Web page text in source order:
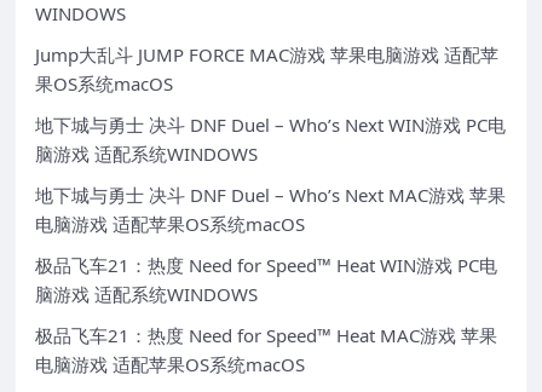
WINDOWS
Jump大乱斗 JUMP FORCE MAC游戏 苹果电脑游戏 适配苹
果OS系统macOS
地下城与勇士 决斗 DNF Duel – Who’s Next WIN游戏 PC电
脑游戏 适配系统WINDOWS
地下城与勇士 决斗 DNF Duel – Who’s Next MAC游戏 苹果
电脑游戏 适配苹果OS系统macOS
极品飞车21：热度 Need for Speed™ Heat WIN游戏 PC电
脑游戏 适配系统WINDOWS
极品飞车21：热度 Need for Speed™ Heat MAC游戏 苹果
电脑游戏 适配苹果OS系统macOS